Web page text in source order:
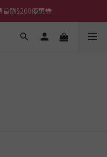
首購$200優惠券